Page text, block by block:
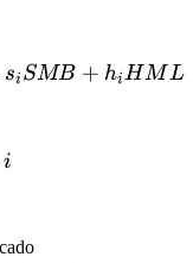
R_f + \beta_i
si SMB + hiHML
i
i